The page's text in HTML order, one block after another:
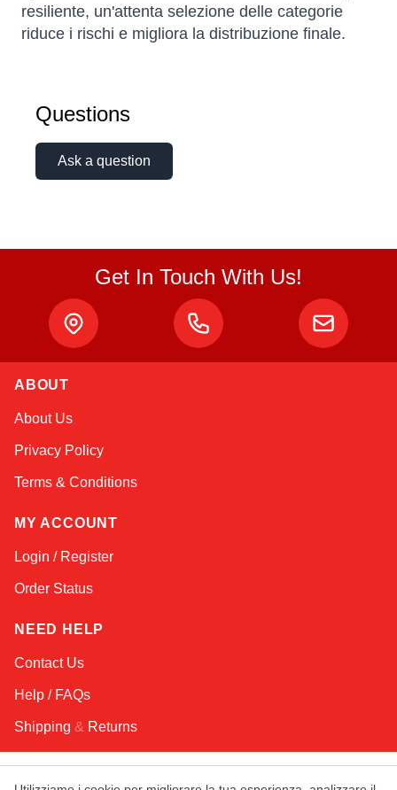
resiliente, un'attenta selezione delle categorie
riduce i rischi e migliora la distribuzione finale.
Questions
Ask a question
Get In Touch With Us!
ABOUT
About Us
Privacy Policy
Terms & Conditions
MY ACCOUNT
Login / Register
Order Status
NEED HELP
Contact Us
Help / FAQs
Shipping & Returns